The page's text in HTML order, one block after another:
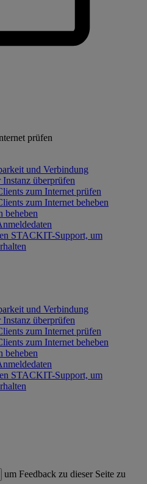
prüfen
und Verbindung
überprüfen
zum Internet prüfen
zum Internet beheben
beheben
STACKIT-Support, um
und Verbindung
überprüfen
zum Internet prüfen
zum Internet beheben
beheben
STACKIT-Support, um
um Feedback zu dieser Seite zu